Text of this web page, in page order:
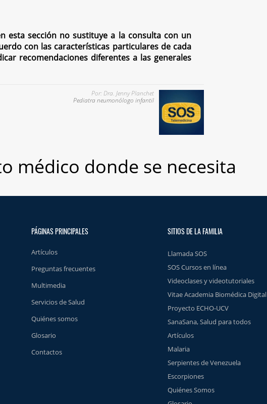
esta sección no sustituye a la consulta con un
con las características particulares de cada
recomendaciones diferentes a las generales
Por: Dra. Jenny Planchet
Pediatra neumonólogo infantil
médico donde se necesita
PÁGINAS PRINCIPALES
Artículos
Preguntas frecuentes
Multimedia
Servicios de Salud
Quiénes somos
Glosario
Contactos
SITIOS DE LA FAMILIA
Llamada SOS
SOS Cursos en línea
Videoclases y videotutoriales
Vitae Academia Biomédica Digital
Proyecto ECHO-UCV
SanaSana, Salud para todos
Artículos
Malaria
Serpientes de Venezuela
Escorpiones
Quiénes Somos